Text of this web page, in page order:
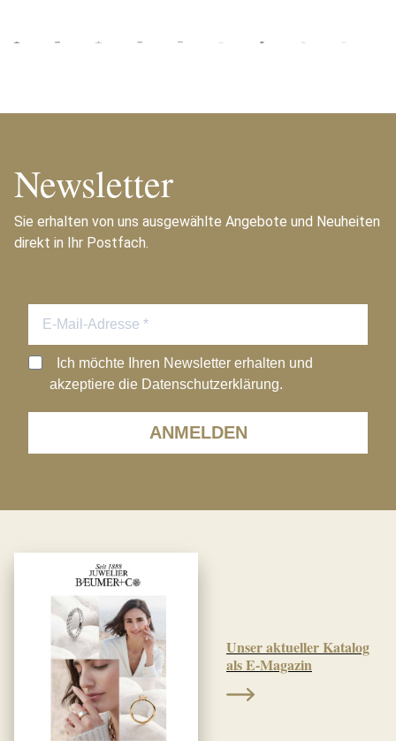
Newsletter
Sie erhalten von uns ausgewählte Angebote und Neuheiten
direkt in Ihr Postfach.
ANMELDEN
Ich möchte Ihren Newsletter erhalten und
akzeptiere die Datenschutzerklärung.
Unser aktueller Katalog
als E-Magazin